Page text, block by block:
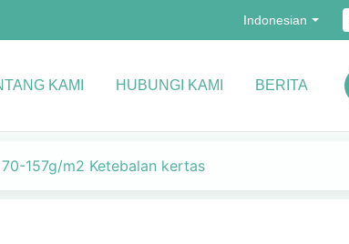
Indonesian
KAMI HUBUNGI KAMI BERITA
157g/m2 Ketebalan kertas